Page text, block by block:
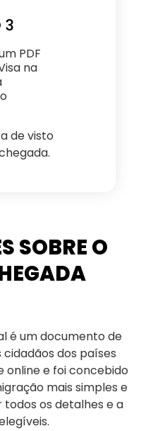
3
PDF
na
de visto
SOBRE O
é um documento de
dos países
online e foi concebido
mais simples e
todos os detalhes e a